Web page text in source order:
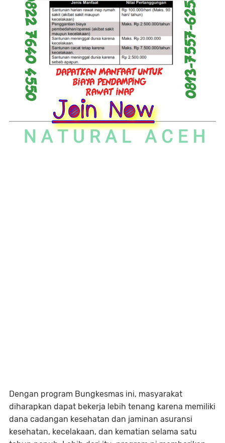
Dengan program Bungkesmas ini, masyarakat
diharapkan dapat bekerja lebih tenang karena memiliki
dana cadangan kesehatan dan jaminan asuransi
kesehatan, kecelakaan, dan kematian selama satu